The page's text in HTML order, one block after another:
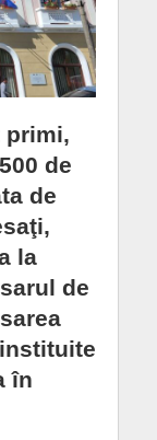
primi,
de
de
la
de
în